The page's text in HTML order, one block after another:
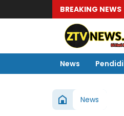
BREAKING NEWS
News
News